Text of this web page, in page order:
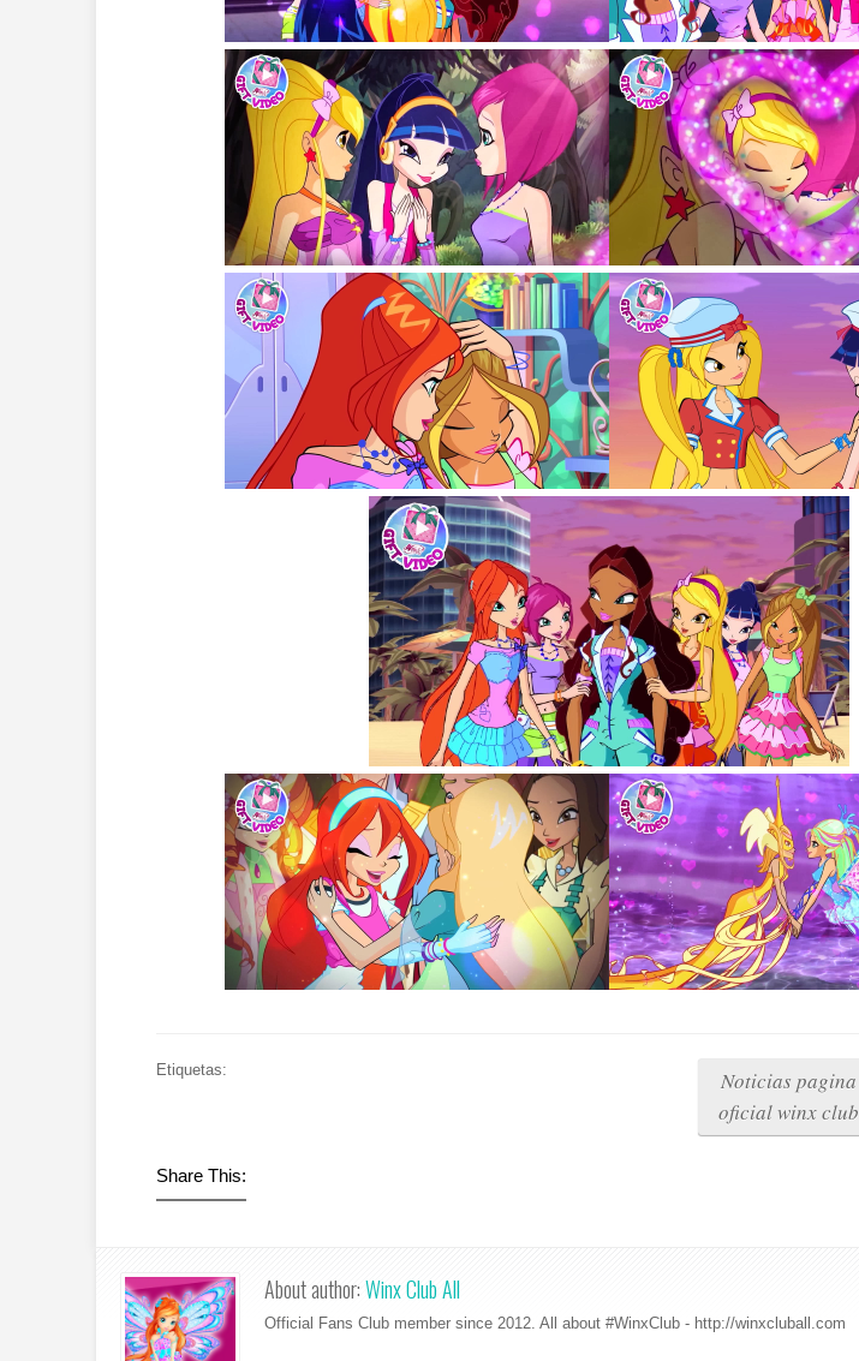
Etiquetas:
Noticias pagina
oficial winx club
Share This:
About author:Winx Club All
Official Fans Club member since 2012. All about #WinxClub - http://winxcluball.com